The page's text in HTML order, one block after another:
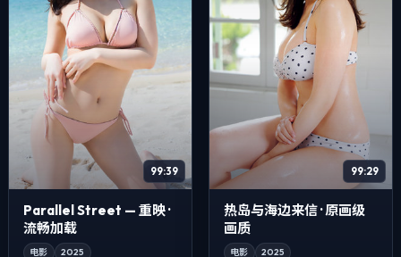
99:39
Parallel Street — 重映 ·
流畅加载
电影 2025
99:29
热岛与海边来信 · 原画级
画质
电影 2025